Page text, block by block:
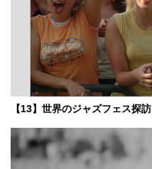
【13】世界のジャズフェス探訪